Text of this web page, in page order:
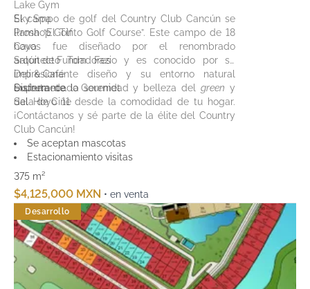
Lake Gym
Sky Spa
Proshop Golf
Cava
Salón de Fundadores
Deli & Café
Supermecado Gourmet
Sala de Cine
El campo de golf del Country Club Cancún se
llama “El Tinto Golf Course”. Este campo de 18
hoyos fue diseñado por el renombrado
arquitecto Tom Fazio y es conocido por su
impresionante diseño y su entorno natural
exuberante.
Disfruta de la serenidad y belleza del green y
del Hoyo 11 desde la comodidad de tu hogar.
¡Contáctanos y sé parte de la élite del Country
Club Cancún!
Se aceptan mascotas
Estacionamiento visitas
375 m²
$4,125,000 MXN • en venta
Desarrollo